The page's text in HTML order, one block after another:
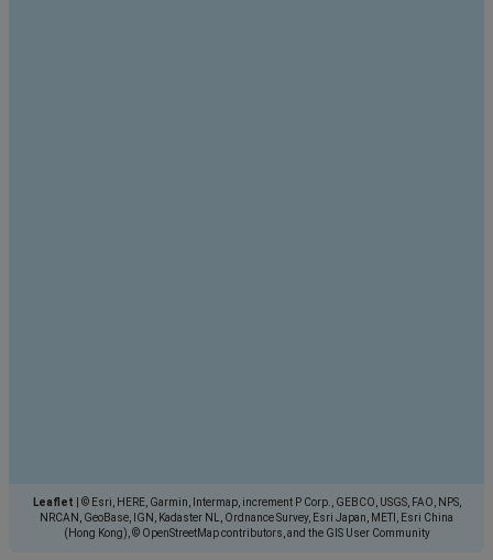
Leaflet
© Esri, HERE, Garmin, Intermap, increment P Corp., GEBCO, USGS, FAO, NPS,
NRCAN, GeoBase, IGN, Kadaster NL, Ordnance Survey, Esri Japan, METI, Esri China
(Hong Kong), © OpenStreetMap contributors, and the GIS User Community